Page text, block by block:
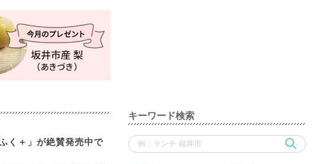
く＋」が絶賛発売中で
キーワード検索